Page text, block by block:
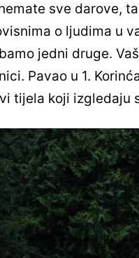
sve darove,
o ljudima u
jedni druge.
Pavao u 1.
tijela koji izgledaju